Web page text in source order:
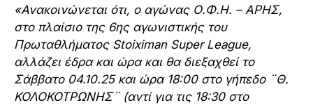
«Ανακοινώνεται ότι, ο αγώνας Ο.Φ.Η. – ΑΡΗΣ,
στο πλαίσιο της 6ης αγωνιστικής του
Πρωταθλήματος Stoiximan Super League,
αλλάζει έδρα και ώρα και θα διεξαχθεί το
Σάββατο 04.10.25 και ώρα 18:00 στο γήπεδο ¨Θ.
ΚΟΛΟΚΟΤΡΩΝΗΣ¨ (αντί για τις 18:30 στο